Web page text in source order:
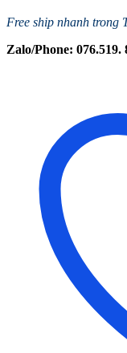
Free ship nhanh trong
Zalo/Phone: 076.519.